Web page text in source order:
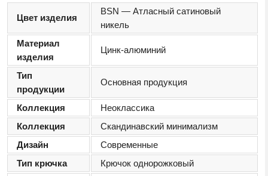
Цвет изделия
BSN — Атласный сатиновый
никель
Материал
изделия
Цинк-алюминий
Тип
продукции
Основная продукция
Коллекция
Неоклассика
Коллекция
Скандинавский минимализм
Дизайн
Современные
Тип крючка
Крючок однорожковый